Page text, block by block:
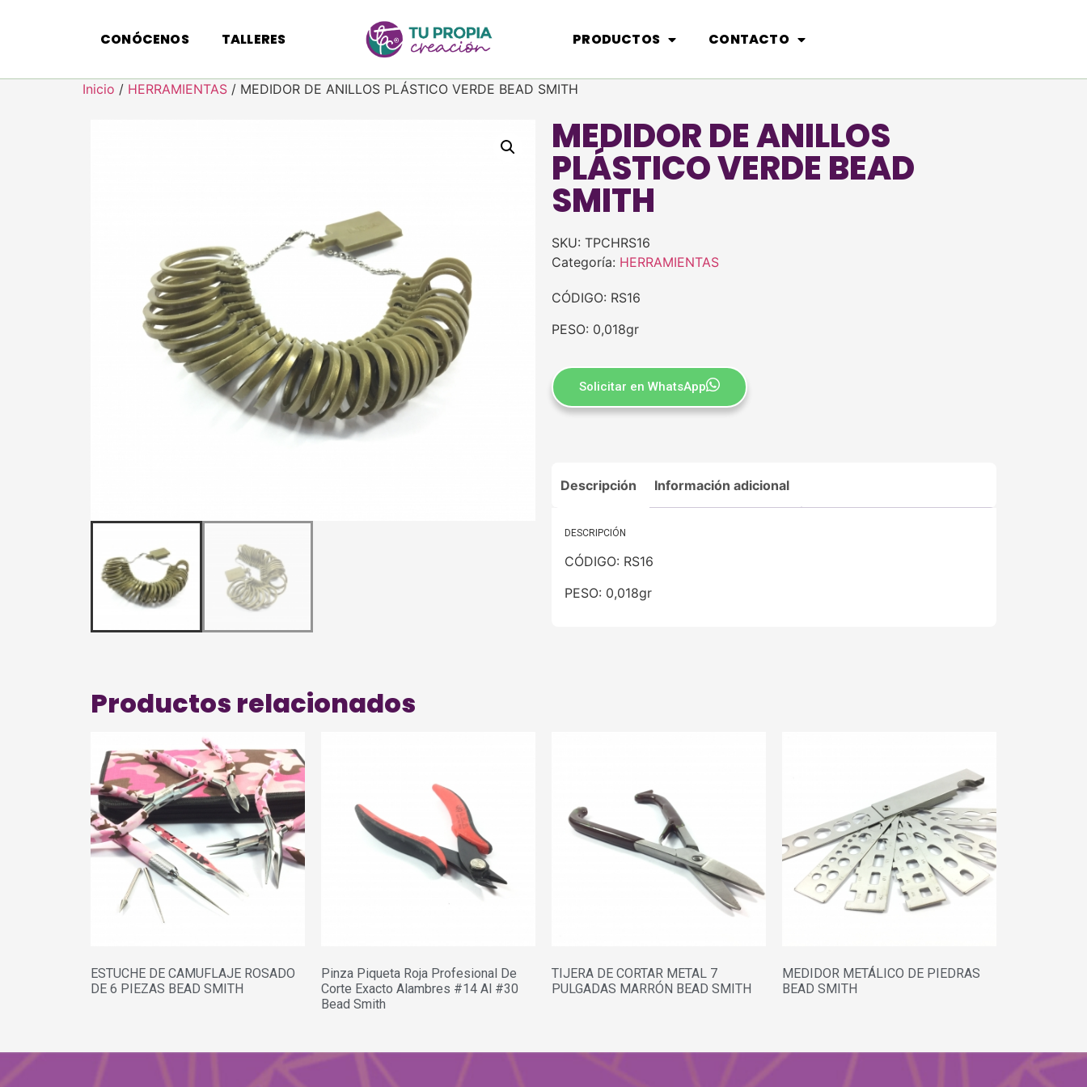
CONÓCENOS TALLERES PRODUCTOS CONTACTO
Inicio / HERRAMIENTAS / MEDIDOR DE ANILLOS PLÁSTICO VERDE BEAD SMITH
MEDIDOR DE ANILLOS
PLÁSTICO VERDE BEAD
SMITH
SKU: TPCHRS16
Categoría: HERRAMIENTAS
CÓDIGO: RS16
PESO: 0,018gr
Solicitar en WhatsApp
Descripción Información adicional
DESCRIPCIÓN
CÓDIGO: RS16
PESO: 0,018gr
Productos relacionados
ESTUCHE DE CAMUFLAJE ROSADO
DE 6 PIEZAS BEAD SMITH
Pinza Piqueta Roja Profesional De
Corte Exacto Alambres #14 Al #30
Bead Smith
TIJERA DE CORTAR METAL 7
PULGADAS MARRÓN BEAD SMITH
MEDIDOR METÁLICO DE PIEDRAS
BEAD SMITH